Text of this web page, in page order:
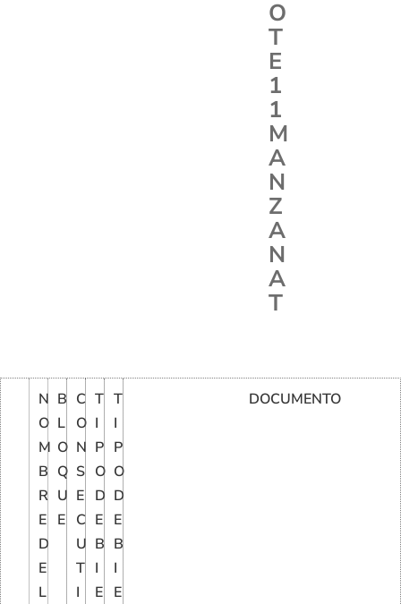
O
T
E
1
1
M
A
N
Z
A
N
A
T
N
O
M
B
R
E
D
E
L
B
L
O
Q
U
E
C
O
N
S
E
C
U
T
I
T
I
P
O
D
E
B
I
E
T
I
P
O
D
E
B
I
E
DOCUMENTO